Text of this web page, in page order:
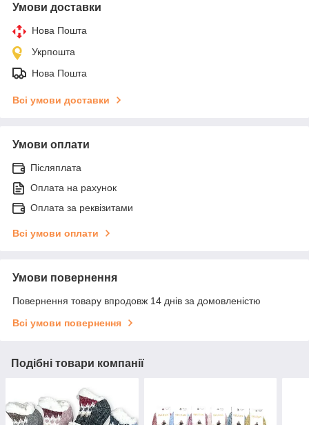
Умови доставки
Нова Пошта
Укрпошта
Нова Пошта
Всі умови доставки
Умови оплати
Післяплата
Оплата на рахунок
Оплата за реквізитами
Всі умови оплати
Умови повернення
Повернення товару впродовж 14 днів за домовленістю
Всі умови повернення
Подібні товари компанії